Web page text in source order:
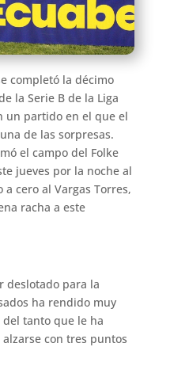
completó la décimo
la Serie B de la Liga
un partido en el que el
de las sorpresas.
el campo del Folke
jueves por la noche al
cero al Vargas Torres,
racha a este
deslotado para la
ha rendido muy
tanto que le ha
con tres puntos